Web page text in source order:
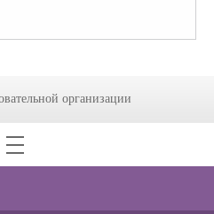
организации